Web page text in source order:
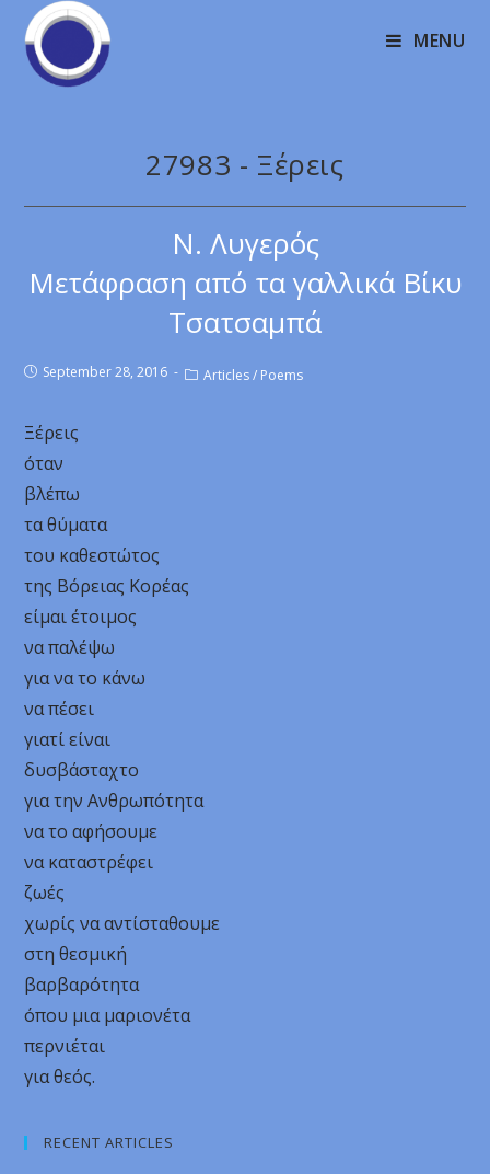
MENU
27983 - Ξέρεις
Ν. Λυγερός
Μετάφραση από τα γαλλικά Βίκυ
Τσατσαμπά
September 28, 2016 Articles / Poems
Ξέρεις
όταν
βλέπω
τα θύματα
του καθεστώτος
της Βόρειας Κορέας
είμαι έτοιμος
να παλέψω
για να το κάνω
να πέσει
γιατί είναι
δυσβάσταχτο
για την Ανθρωπότητα
να το αφήσουμε
να καταστρέφει
ζωές
χωρίς να αντίσταθουμε
στη θεσμική
βαρβαρότητα
όπου μια μαριονέτα
περνιέται
για θεός.
RECENT ARTICLES